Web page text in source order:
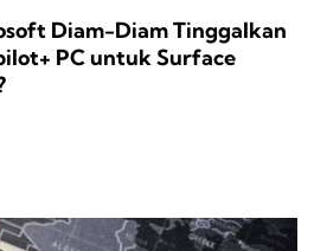
Diam-Diam Tinggalkan
PC untuk Surface